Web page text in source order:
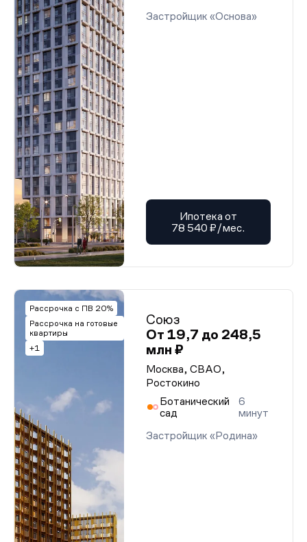
Застройщик «Основа»
Ипотека от
78 540 ₽/мес.
Рассрочка с ПВ 20%
Рассрочка на готовые
квартиры
+1
Союз
От 19,7 до 248,5
млн ₽
Москва, СВАО,
Ростокино
Ботанический
сад
6
минут
Застройщик «Родина»